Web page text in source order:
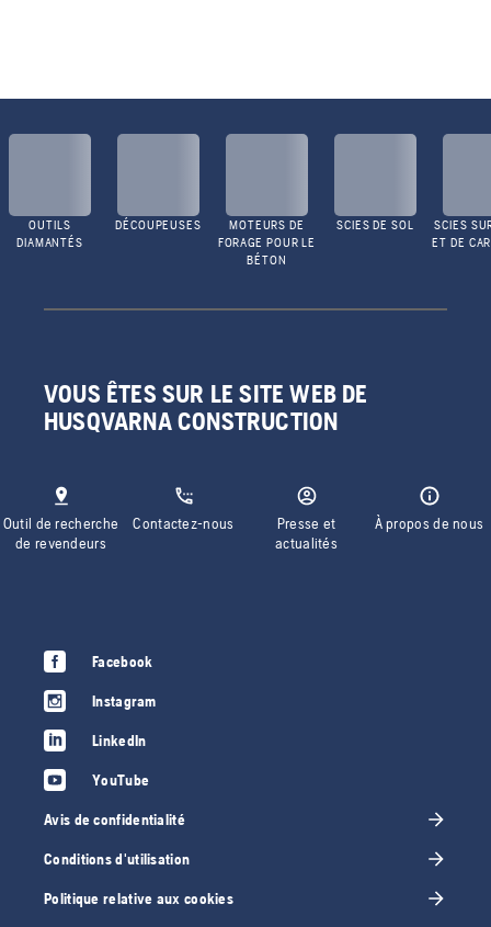
OUTILS
DIAMANTÉS
DÉCOUPEUSES
MOTEURS DE
FORAGE POUR LE
BÉTON
SCIES DE SOL
SCIES
ET DE
VOUS ÊTES SUR LE SITE WEB DE
HUSQVARNA CONSTRUCTION
Outil de recherche
de revendeurs
Contactez-nous
Presse et
actualités
À propos de nous
Facebook
Instagram
LinkedIn
YouTube
Avis de confidentialité
Conditions d'utilisation
Politique relative aux cookies